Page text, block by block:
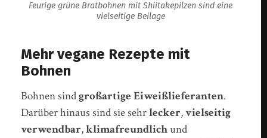
Feurige grüne Bratbohnen mit Shiitakepilzen sind eine
vielseitige Beilage
Mehr vegane Rezepte mit
Bohnen
Bohnen sindgroßartige Eiweißlieferanten.
Darüber hinaus sind sie sehrlecker,vielseitig
verwendbar,klimafreundlichund